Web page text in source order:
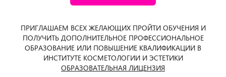
ПРИГЛАШАЕМ ВСЕХ ЖЕЛАЮЩИХ ПРОЙТИ ОБУЧЕНИЯ И
ПОЛУЧИТЬ ДОПОЛНИТЕЛЬНОЕ ПРОФЕССИОНАЛЬНОЕ
ОБРАЗОВАНИЕ ИЛИ ПОВЫШЕНИЕ КВАЛИФИКАЦИИ В
ИНСТИТУТЕ КОСМЕТОЛОГИИ И ЭСТЕТИКИ
ОБРАЗОВАТЕЛЬНАЯ ЛИЦЕНЗИЯ